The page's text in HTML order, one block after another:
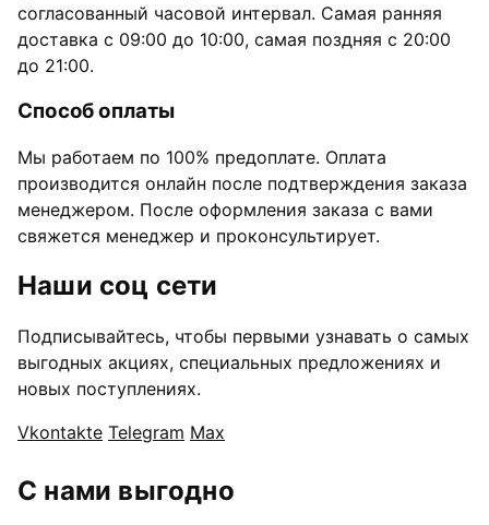
согласованный часовой интервал. Самая ранняя
доставка с 09:00 до 10:00, самая поздняя с 20:00
до 21:00.
Способ оплаты
Мы работаем по 100% предоплате. Оплата
производится онлайн после подтверждения заказа
менеджером. После оформления заказа с вами
свяжется менеджер и проконсультирует.
Наши соц сети
Подписывайтесь, чтобы первыми узнавать о самых
выгодных акциях, специальных предложениях и
новых поступлениях.
Vkontakte Telegram Max
С нами выгодно